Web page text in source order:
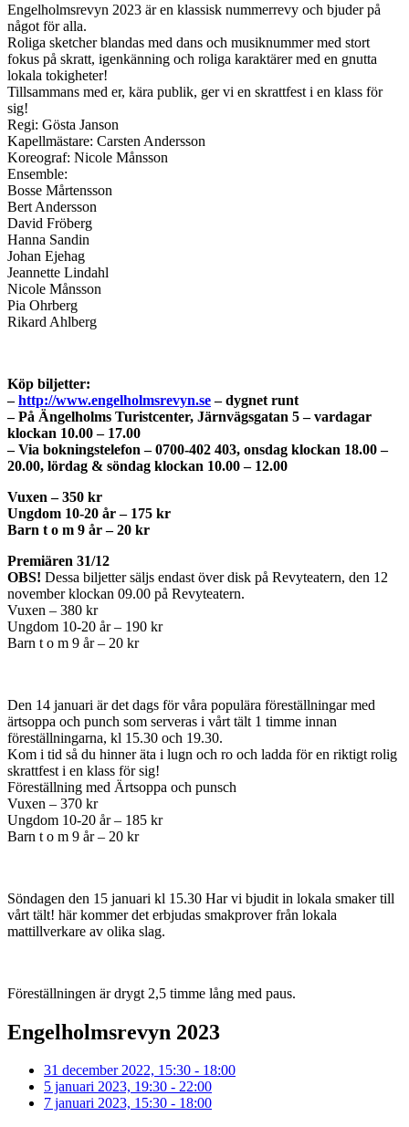
Engelholmsrevyn 2023 är en klassisk nummerrevy och bjuder på
något för alla.
Roliga sketcher blandas med dans och musiknummer med stort
fokus på skratt, igenkänning och roliga karaktärer med en gnutta
lokala tokigheter!
Tillsammans med er, kära publik, ger vi en skrattfest i en klass för
sig!
Regi: Gösta Janson
Kapellmästare: Carsten Andersson
Koreograf: Nicole Månsson
Ensemble:
Bosse Mårtensson
Bert Andersson
David Fröberg
Hanna Sandin
Johan Ejehag
Jeannette Lindahl
Nicole Månsson
Pia Ohrberg
Rikard Ahlberg
Köp biljetter:
–http://www.engelholmsrevyn.se– dygnet runt
– På Ängelholms Turistcenter, Järnvägsgatan 5 – vardagar
klockan 10.00 – 17.00
– Via bokningstelefon – 0700-402 403, onsdag klockan 18.00 –
20.00, lördag & söndag klockan 10.00 – 12.00
Vuxen – 350 kr
Ungdom 10-20 år – 175 kr
Barn t o m 9 år – 20 kr
Premiären 31/12
OBS! Dessa biljetter säljs endast över disk på Revyteatern, den 12
november klockan 09.00 på Revyteatern.
Vuxen – 380 kr
Ungdom 10-20 år – 190 kr
Barn t o m 9 år – 20 kr
Den 14 januari är det dags för våra populära föreställningar med
ärtsoppa och punch som serveras i vårt tält 1 timme innan
föreställningarna, kl 15.30 och 19.30.
Kom i tid så du hinner äta i lugn och ro och ladda för en riktigt rolig
skrattfest i en klass för sig!
Föreställning med Ärtsoppa och punsch
Vuxen – 370 kr
Ungdom 10-20 år – 185 kr
Barn t o m 9 år – 20 kr
Söndagen den 15 januari kl 15.30 Har vi bjudit in lokala smaker till
vårt tält! här kommer det erbjudas smakprover från lokala
mattillverkare av olika slag.
Föreställningen är drygt 2,5 timme lång med paus.
Engelholmsrevyn 2023
31 december 2022, 15:30 - 18:00
5 januari 2023, 19:30 - 22:00
7 januari 2023, 15:30 - 18:00